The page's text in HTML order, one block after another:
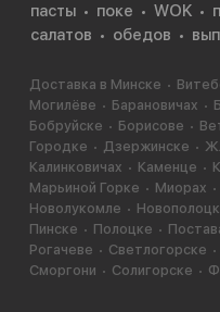
пасты
поке WOK
салатов
обедов
Доставка в Минске
Могилёве
Барановичах
Бобруйске
Борисове
Городке
Дзержинске
Калинковичах
Каменце
Марьиной Горке
Миорах
Новолукомле
Пинске
Полоцке
Рогачеве
Светлогорске
Сморгони
Солигорске